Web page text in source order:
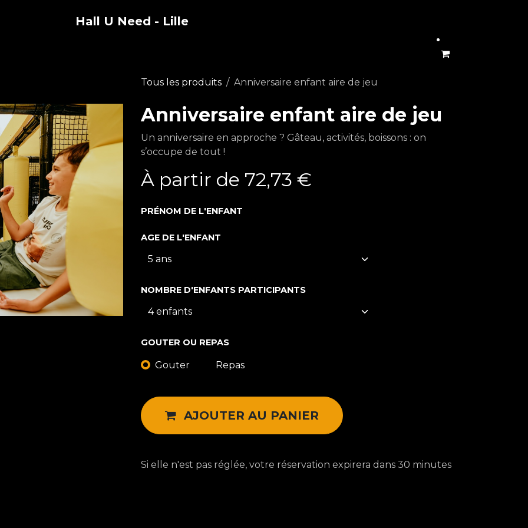
Hall U Need - Lille
Tous les produits Anniversaire enfant aire de jeu
Anniversaire enfant aire de jeu
Un anniversaire en approche ? Gâteau, activités, boissons : on
s’occupe de tout !
À partir de 72,73 €
PRÉNOM DE L'ENFANT
AGE DE L'ENFANT
NOMBRE D'ENFANTS PARTICIPANTS
GOUTER OU REPAS
Gouter Repas
AJOUTER AU PANIER
Si elle n'est pas réglée, votre réservation expirera dans 30 minutes